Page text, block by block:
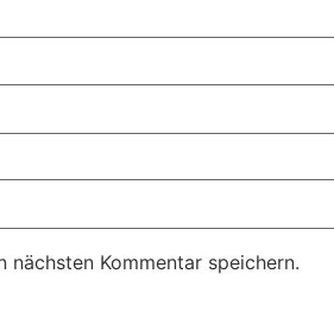
nächsten Kommentar speichern.